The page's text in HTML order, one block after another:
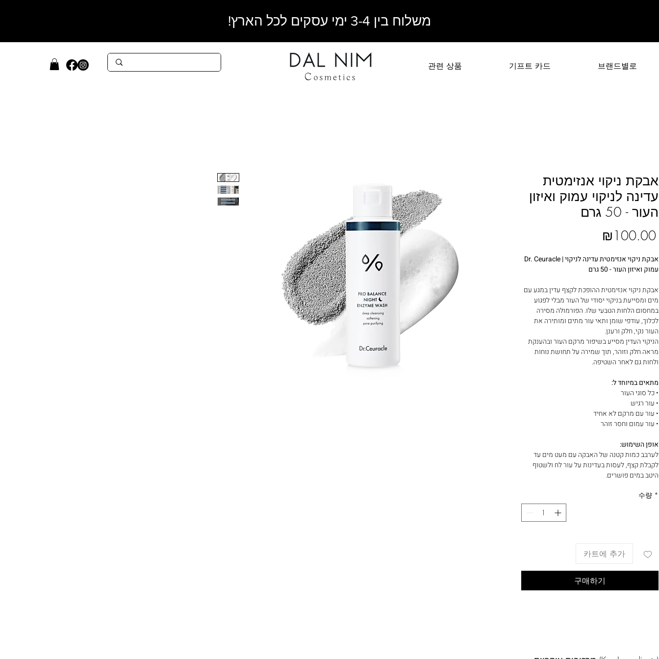
משלוח בין 3-4 ימי עסקים לכל הארץ!
브랜드별로
기프트 카드
관련 상품
אבקת ניקוי אנזימטית
עדינה לניקוי עמוק ואיזון
העור - 50 גרם
₪100.00
Dr. Ceuracle | אבקת ניקוי אנזימטית עדינה לניקוי
עמוק ואיזון העור - 50 גרם
אבקת ניקוי אנזימטית ההופכת לקצף עדין במגע עם
מים ומסייעת בניקוי יסודי של העור מבלי לפגוע
במחסום הלחות הטבעי שלו. הפורמולה מסירה
לכלוך, עודפי שומן ותאי עור מתים ומותירה את
העור נקי, חלק ורענן.
הניקוי העדין מסייע בשיפור מרקם העור ובהענקת
מראה חלק וזוהר, תוך שמירה על תחושת נוחות
ולחות גם לאחר השטיפה.
מתאים במיוחד ל:
• כל סוגי העור
• עור רגיש
• עור עם מרקם לא אחיד
• עור עמום וחסר זוהר
אופן השימוש:
לערבב כמות קטנה של האבקה עם מעט מים עד
לקבלת קצף, לעסות בעדינות על עור לח ולשטוף
היטב במים פושרים.
수량 *
카트에 추가
구매하기